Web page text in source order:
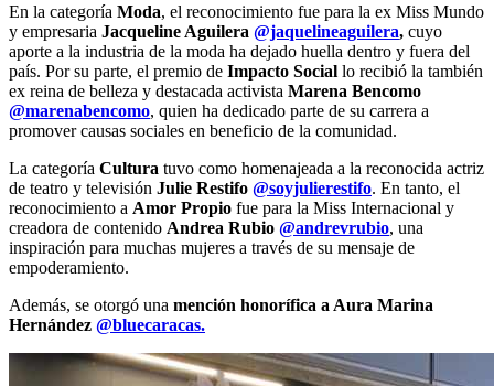
En la categoría Moda, el reconocimiento fue para la ex Miss Mundo
y empresaria Jacqueline Aguilera @jaquelineaguilera, cuyo
aporte a la industria de la moda ha dejado huella dentro y fuera del
país. Por su parte, el premio de Impacto Social lo recibió la también
ex reina de belleza y destacada activista Marena Bencomo
@marenabencomo, quien ha dedicado parte de su carrera a
promover causas sociales en beneficio de la comunidad.
La categoría Cultura tuvo como homenajeada a la reconocida actriz
de teatro y televisión Julie Restifo @soyjulierestifo. En tanto, el
reconocimiento a Amor Propio fue para la Miss Internacional y
creadora de contenido Andrea Rubio @andrevrubio, una
inspiración para muchas mujeres a través de su mensaje de
empoderamiento.
Además, se otorgó una mención honorífica a Aura Marina
Hernández @bluecaracas.